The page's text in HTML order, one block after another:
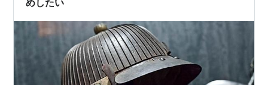
である。
前出の二作品からは手を引くユーザーが多い中、固定フ
ァンが多い良作。
めしたい